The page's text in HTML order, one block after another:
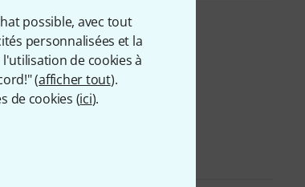
possible, avec tout
personnalisées et la
de cookies à
(afficher tout).
de cookies (ici).